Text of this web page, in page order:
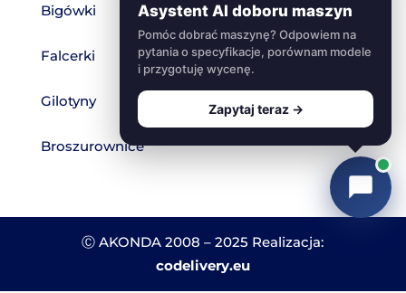
Bigówki
Falcerki
Gilotyny
Broszurownice
Ⓒ AKONDA 2008 – 2025 Realizacja:
codelivery.eu
Asystent AI doboru maszyn
Pomóc dobrać maszynę? Odpowiem na
pytania o specyfikacje, porównam modele
i przygotuję wycenę.
Zapytaj teraz →